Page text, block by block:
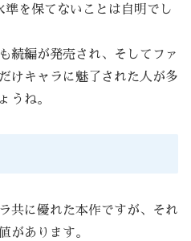
を保てないことは自明でし
続編が発売され、そしてファ
けキャラに魅了された人が多
うね。
共に優れた本作ですが、それ
があります。